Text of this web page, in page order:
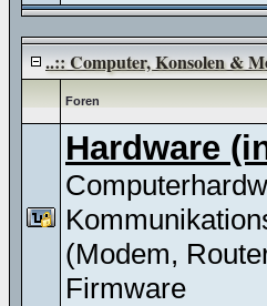
..:: Computer, Konsolen &
Foren
Hardware
(Modem,
Firmware